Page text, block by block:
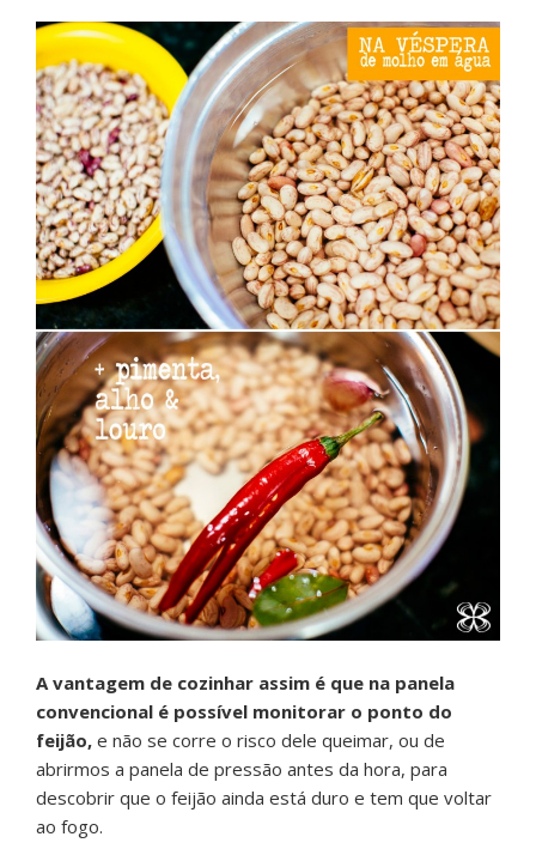
A vantagem de cozinhar assim é que na panela
convencional é possível monitorar o ponto do
feijão, e não se corre o risco dele queimar, ou de
abrirmos a panela de pressão antes da hora, para
descobrir que o feijão ainda está duro e tem que voltar
ao fogo.